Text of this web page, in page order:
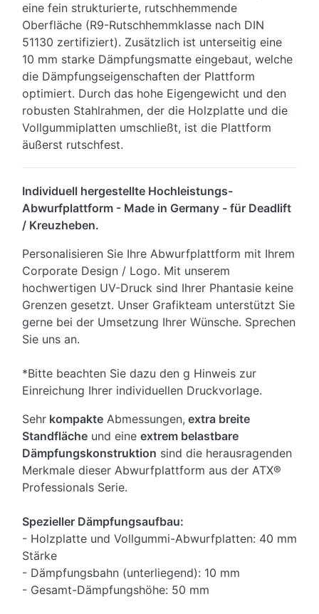
eine fein strukturierte, rutschhemmende
Oberfläche (R9-Rutschhemmklasse nach DIN
51130 zertifiziert). Zusätzlich ist unterseitig eine
10 mm starke Dämpfungsmatte eingebaut, welche
die Dämpfungseigenschaften der Plattform
optimiert. Durch das hohe Eigengewicht und den
robusten Stahlrahmen, der die Holzplatte und die
Vollgummiplatten umschließt, ist die Plattform
äußerst rutschfest.
Individuell hergestellte Hochleistungs-
Abwurfplattform - Made in Germany - für Deadlift
/ Kreuzheben.
Personalisieren Sie Ihre Abwurfplattform mit Ihrem
Corporate Design / Logo. Mit unserem
hochwertigen UV-Druck sind Ihrer Phantasie keine
Grenzen gesetzt. Unser Grafikteam unterstützt Sie
gerne bei der Umsetzung Ihrer Wünsche. Sprechen
Sie uns an.
*Bitte beachten Sie dazu den g Hinweis zur
Einreichung Ihrer individuellen Druckvorlage.
Sehr kompakte Abmessungen, extra breite
Standfläche und eine extrem belastbare
Dämpfungskonstruktion sind die herausragenden
Merkmale dieser Abwurfplattform aus der ATX®
Professionals Serie.
Spezieller Dämpfungsaufbau:
- Holzplatte und Vollgummi-Abwurfplatten: 40 mm
Stärke
- Dämpfungsbahn (unterliegend): 10 mm
- Gesamt-Dämpfungshöhe: 50 mm